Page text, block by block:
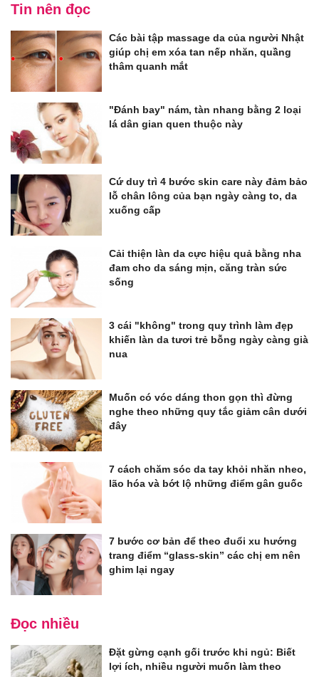
Tin nên đọc
Các bài tập massage da của người Nhật
giúp chị em xóa tan nếp nhăn, quầng
thâm quanh mắt
"Đánh bay" nám, tàn nhang bằng 2 loại
lá dân gian quen thuộc này
Cứ duy trì 4 bước skin care này đảm bảo
lỗ chân lông của bạn ngày càng to, da
xuống cấp
Cải thiện làn da cực hiệu quả bằng nha
đam cho da sáng mịn, căng tràn sức
sống
3 cái "không" trong quy trình làm đẹp
khiến làn da tươi trẻ bỗng ngày càng già
nua
Muốn có vóc dáng thon gọn thì đừng
nghe theo những quy tắc giảm cân dưới
đây
7 cách chăm sóc da tay khỏi nhăn nheo,
lão hóa và bớt lộ những điểm gân guốc
7 bước cơ bản để theo đuổi xu hướng
trang điểm “glass-skin” các chị em nên
ghim lại ngay
Đọc nhiều
Đặt gừng cạnh gối trước khi ngủ: Biết
lợi ích, nhiều người muốn làm theo